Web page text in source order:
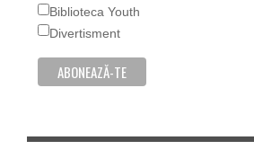
Biblioteca Youth
Divertisment